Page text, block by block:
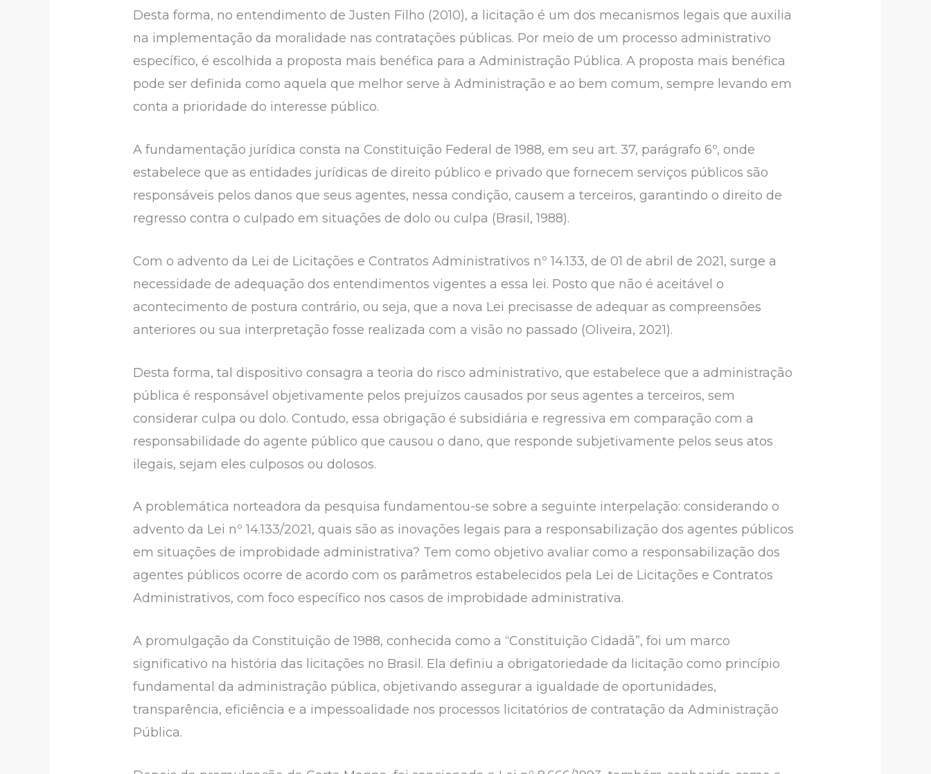
Desta forma, no entendimento de Justen Filho (2010), a licitação é um dos mecanismos legais que auxilia
na implementação da moralidade nas contratações públicas. Por meio de um processo administrativo
específico, é escolhida a proposta mais benéfica para a Administração Pública. A proposta mais benéfica
pode ser definida como aquela que melhor serve à Administração e ao bem comum, sempre levando em
conta a prioridade do interesse público.
A fundamentação jurídica consta na Constituição Federal de 1988, em seu art. 37, parágrafo 6º, onde
estabelece que as entidades jurídicas de direito público e privado que fornecem serviços públicos são
responsáveis pelos danos que seus agentes, nessa condição, causem a terceiros, garantindo o direito de
regresso contra o culpado em situações de dolo ou culpa (Brasil, 1988).
Com o advento da Lei de Licitações e Contratos Administrativos nº 14.133, de 01 de abril de 2021, surge a
necessidade de adequação dos entendimentos vigentes a essa lei. Posto que não é aceitável o
acontecimento de postura contrário, ou seja, que a nova Lei precisasse de adequar as compreensões
anteriores ou sua interpretação fosse realizada com a visão no passado (Oliveira, 2021).
Desta forma, tal dispositivo consagra a teoria do risco administrativo, que estabelece que a administração
pública é responsável objetivamente pelos prejuízos causados por seus agentes a terceiros, sem
considerar culpa ou dolo. Contudo, essa obrigação é subsidiária e regressiva em comparação com a
responsabilidade do agente público que causou o dano, que responde subjetivamente pelos seus atos
ilegais, sejam eles culposos ou dolosos.
A problemática norteadora da pesquisa fundamentou-se sobre a seguinte interpelação: considerando o
advento da Lei nº 14.133/2021, quais são as inovações legais para a responsabilização dos agentes públicos
em situações de improbidade administrativa? Tem como objetivo avaliar como a responsabilização dos
agentes públicos ocorre de acordo com os parâmetros estabelecidos pela Lei de Licitações e Contratos
Administrativos, com foco específico nos casos de improbidade administrativa.
A promulgação da Constituição de 1988, conhecida como a “Constituição Cidadã”, foi um marco
significativo na história das licitações no Brasil. Ela definiu a obrigatoriedade da licitação como princípio
fundamental da administração pública, objetivando assegurar a igualdade de oportunidades,
transparência, eficiência e a impessoalidade nos processos licitatórios de contratação da Administração
Pública.